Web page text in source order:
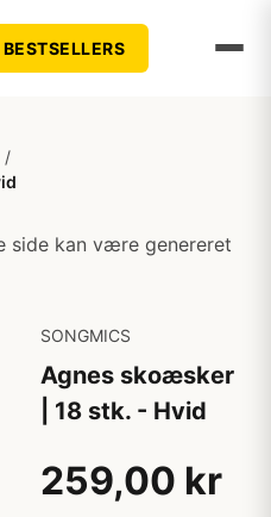
BESTSELLERS
/
side kan være genereret
SONGMICS
Agnes skoæsker
| 18 stk. - Hvid
259,00 kr